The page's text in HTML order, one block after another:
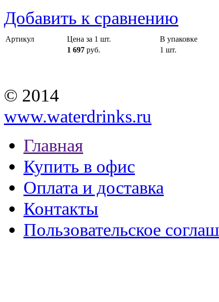
Добавить к сравнению
Артикул Цена за 1 шт.
В упаковке
1 697 руб. 1 шт.
© 2014
www.waterdrinks.ru
Главная
Купить в офис
Оплата и доставка
Контакты
Пользовательское